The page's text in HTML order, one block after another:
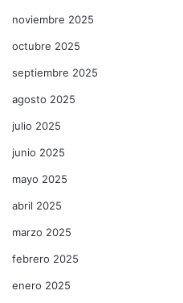
noviembre 2025
octubre 2025
septiembre 2025
agosto 2025
julio 2025
junio 2025
mayo 2025
abril 2025
marzo 2025
febrero 2025
enero 2025